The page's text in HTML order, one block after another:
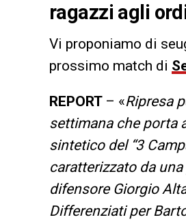
ragazzi agli
Vi proponiamo di
prossimo match di
REPORT – «Ripresa
settimana che porta
sintetico del “3
caratterizzato da
difensore Giorgio
Differenziati per